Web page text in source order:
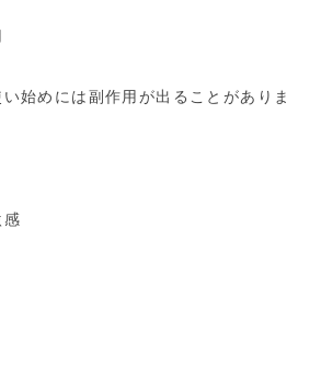
始めには副作用が出ることがありま
感